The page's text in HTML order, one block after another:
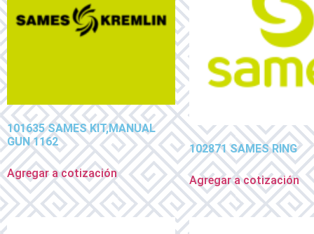
101635 SAMES KIT,MANUAL
GUN 1162
Agregar a cotización
102871 SAMES RING
Agregar a cotización